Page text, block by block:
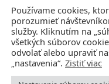
Používame cookies,
porozumieť
služby. Kliknutím na
všetkých súborov
odvolať alebo upraviť
„nastavenia“. Zistiť viac